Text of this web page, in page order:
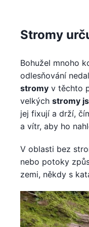
Stromy
Bohužel mnoho
odlesňování
stromy v těchto
velkých stromy
jej fixují a drží,
a vítr, aby ho
V oblasti bez
nebo potoky
zemi, někdy s